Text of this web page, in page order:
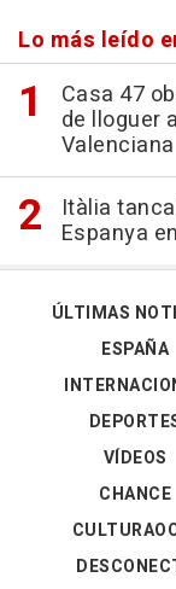
Lo más leído
Casa 47
de lloguer
Valenciana
Itàlia
Espanya
ÚLTIMAS
ESPAÑA
VÍDEOS
CHANCE